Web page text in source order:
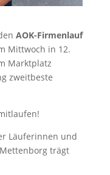
AOK-Firmenlauf
Mittwoch in 12.
Marktplatz
zweitbeste
Läuferinnen und
trägt